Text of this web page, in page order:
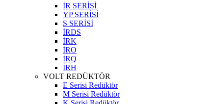
İR SERİSİ
YP SERİSİ
S SERİSİ
İRDS
İRK
İRO
İRQ
İRH
VOLT REDÜKTÖR
E Serisi Redüktör
M Serisi Redüktör